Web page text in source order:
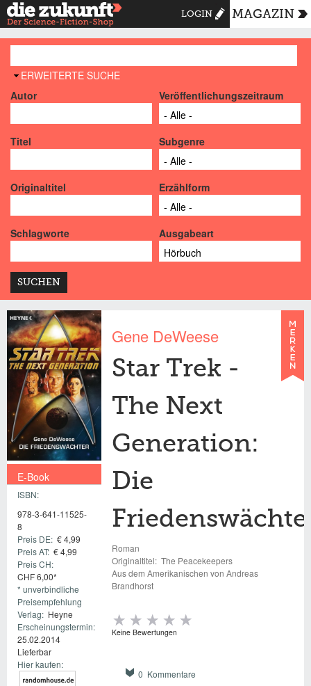
LOGIN MAGAZIN
AUSBLENDEN
ERWEITERTE SUCHE
Autor
Veröffentlichungszeitraum
Titel Subgenre
Originaltitel Erzählform
Schlagworte Ausgabeart
E-Book
ISBN:
978-3-641-11525-
8
Preis DE: € 4,99
Preis AT: € 4,99
Preis CH:
CHF 6,00*
* unverbindliche
Preisempfehlung
Verlag: Heyne
Erscheinungstermin:
25.02.2014
Lieferbar
Hier kaufen:
Gene DeWeese
Star Trek -
The Next
Generation:
Die
Roman
Originaltitel: The Peacekeepers
Aus dem Amerikanischen von Andreas
Brandhorst
Keine Bewertungen
0 Kommentare